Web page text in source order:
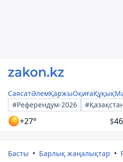
СаясатӘлемҚаржыОқиғаҚұқық
#Референдум-2026
+27° $
Басты Барлық жаңалықтар